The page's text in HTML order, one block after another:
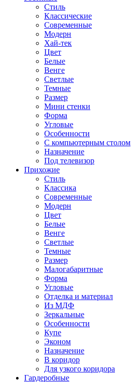
Стиль
Классические
Современные
Модерн
Хай-тек
Цвет
Белые
Венге
Светлые
Темные
Размер
Мини стенки
Форма
Угловые
Особенности
С компьютерным столом
Назначение
Под телевизор
Прихожие
Стиль
Классика
Современные
Модерн
Цвет
Белые
Венге
Светлые
Темные
Размер
Малогабаритные
Форма
Угловые
Отделка и материал
Из МДФ
Зеркальные
Особенности
Купе
Эконом
Назначение
В коридор
Для узкого коридора
Гардеробные